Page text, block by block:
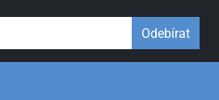
Odebírat